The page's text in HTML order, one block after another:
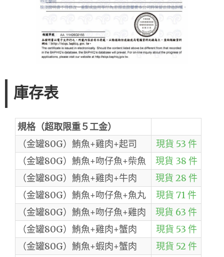
庫存表
規格（超取限重５工金）
（金罐80G）鮪魚+雞肉+起司
現貨 53 件
（金罐80G）鮪魚+吻仔魚+柴魚
現貨 38 件
（金罐80G）鮪魚+雞肉+牛肉
現貨 28 件
（金罐80G）鮪魚+吻仔魚+魚丸
現貨 71 件
（金罐80G）鮪魚+吻仔魚+雞肉
現貨 63 件
（金罐80G）鮪魚+雞肉+蟹肉
現貨 53 件
（金罐80G）鮪魚+蝦肉+蟹肉
現貨 52 件